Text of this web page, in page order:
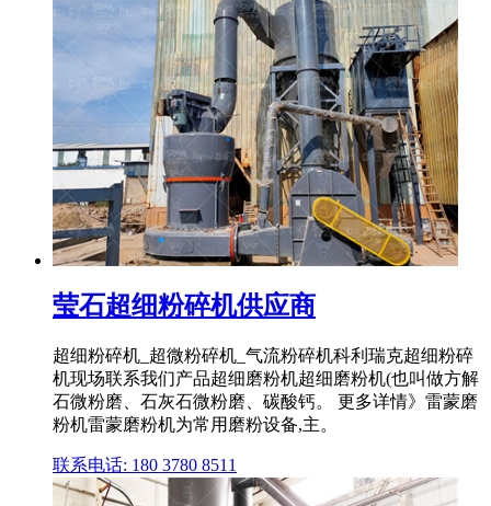
莹石超细粉碎机供应商
超细粉碎机_超微粉碎机_气流粉碎机科利瑞克超细粉碎
机现场联系我们产品超细磨粉机超细磨粉机(也叫做方解
石微粉磨、石灰石微粉磨、碳酸钙。 更多详情》雷蒙磨
粉机雷蒙磨粉机为常用磨粉设备,主。
联系电话: 180 3780 8511